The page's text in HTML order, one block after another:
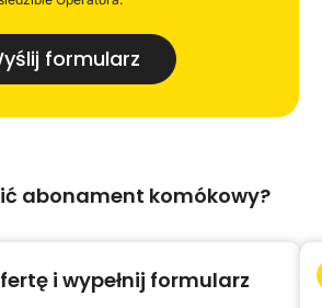
formularz
abonament komókowy?
i wypełnij formularz